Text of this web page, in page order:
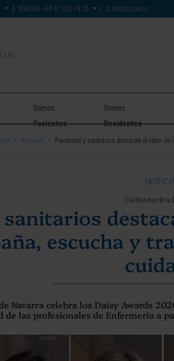
MADRID +34 91 353 19 20 QUIÉNES SOMOS
Somos
Pacientes
Somos
Residentes
> Noticias > Pacientes y sanitarios destacan el valor de
Día Mundial de la
sanitarios
escucha y
Navarra celebra los Daisy Awards
de las profesionales de Enfermería a